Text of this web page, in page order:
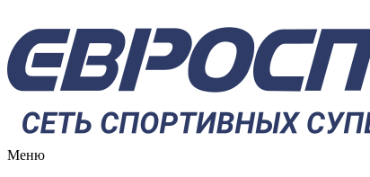
Меню